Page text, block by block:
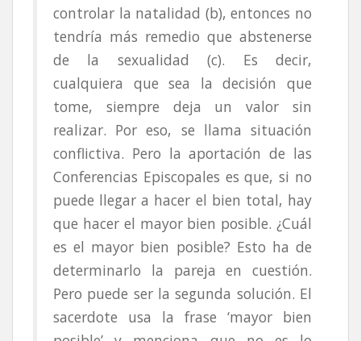
controlar la natalidad (b), entonces no
tendría más remedio que abstenerse
de la sexualidad (c). Es decir,
cualquiera que sea la decisión que
tome, siempre deja un valor sin
realizar. Por eso, se llama situación
conflictiva. Pero la aportación de las
Conferencias Episcopales es que, si no
puede llegar a hacer el bien total, hay
que hacer el mayor bien posible. ¿Cuál
es el mayor bien posible? Esto ha de
determinarlo la pareja en cuestión.
Pero puede ser la segunda solución. El
sacerdote usa la frase ‘mayor bien